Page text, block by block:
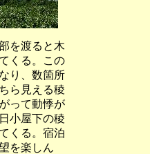
を渡ると木
くる。この
り、数箇所
ら見える稜
って動悸が
小屋下の稜
くる。宿泊
を楽しん